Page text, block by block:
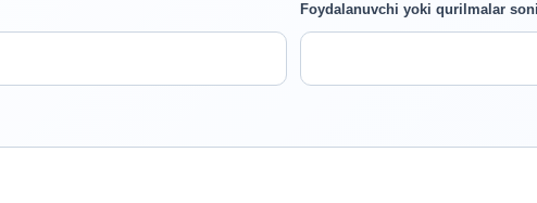
Foydalanuvchi yoki qurilmalar